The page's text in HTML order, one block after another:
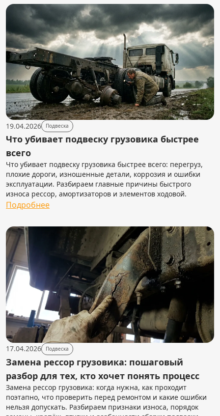
19.04.2026 Подвеска
Что убивает подвеску грузовика быстрее
всего
Что убивает подвеску грузовика быстрее всего: перегруз,
плохие дороги, изношенные детали, коррозия и ошибки
эксплуатации. Разбираем главные причины быстрого
износа рессор, амортизаторов и элементов ходовой.
Подробнее
17.04.2026 Подвеска
Замена рессор грузовика: пошаговый
разбор для тех, кто хочет понять процесс
Замена рессор грузовика: когда нужна, как проходит
поэтапно, что проверить перед ремонтом и какие ошибки
нельзя допускать. Разбираем признаки износа, порядок